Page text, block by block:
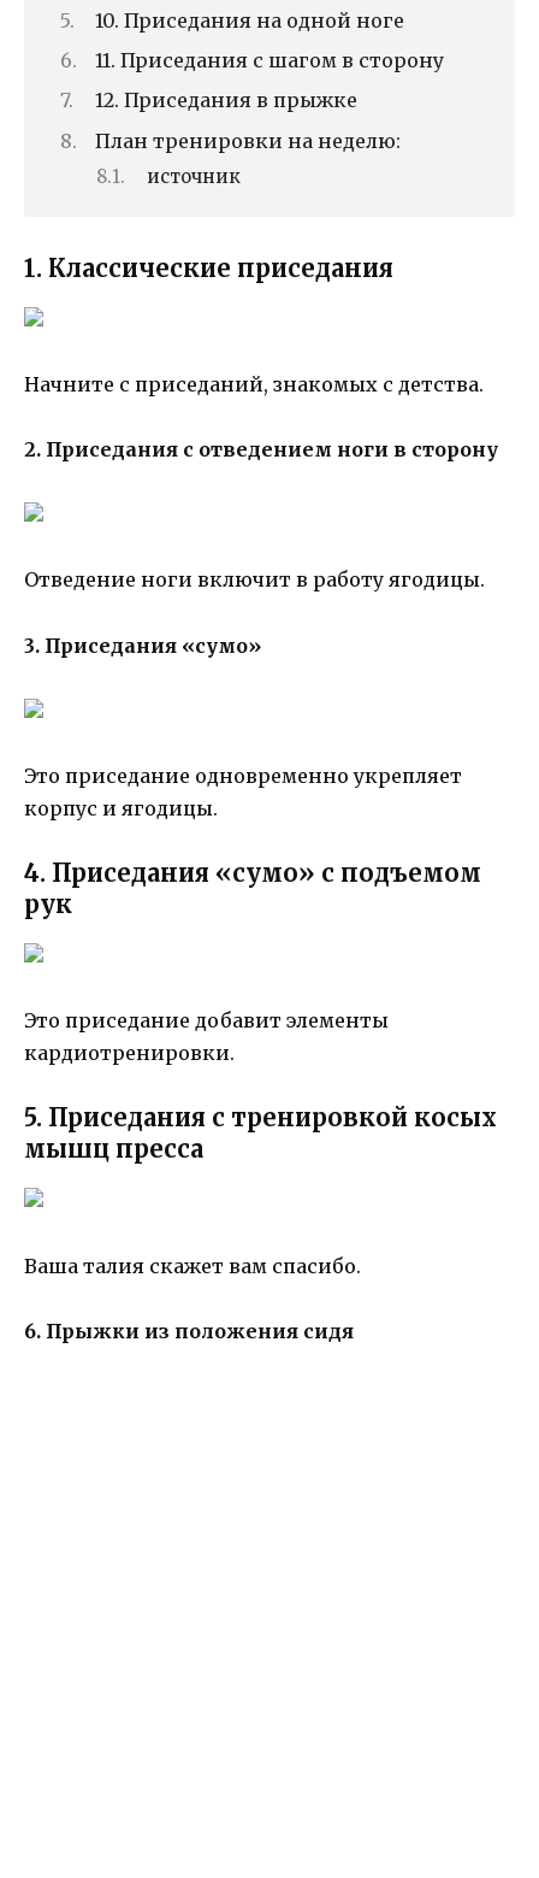
10. Приседания на одной ноге
11. Приседания с шагом в сторону
12. Приседания в прыжке
План тренировки на неделю:
источник
1. Классические приседания
Начните с приседаний, знакомых с детства.
2. Приседания с отведением ноги в сторону
Отведение ноги включит в работу ягодицы.
3. Приседания «сумо»
Это приседание одновременно укрепляет
корпус и ягодицы.
4. Приседания «сумо» с подъемом
рук
Это приседание добавит элементы
кардиотренировки.
5. Приседания с тренировкой косых
мышц пресса
Ваша талия скажет вам спасибо.
6. Прыжки из положения сидя